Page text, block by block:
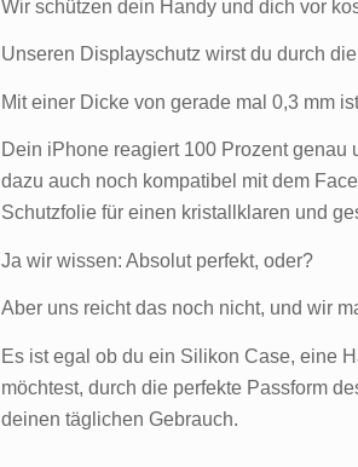
Wir schützen dein Handy und dich vor
Unseren Displayschutz wirst du durch
Mit einer Dicke von gerade mal 0,3 mm
Dein iPhone reagiert 100 Prozent
dazu auch noch kompatibel mit dem
Schutzfolie für einen kristallklaren und
Ja wir wissen: Absolut perfekt, oder?
Aber uns reicht das noch nicht, und wir
Es ist egal ob du ein Silikon Case, eine
möchtest, durch die perfekte Passform
deinen täglichen Gebrauch.